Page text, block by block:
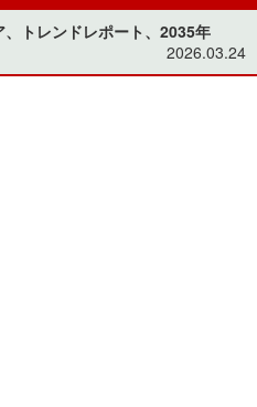
トレンドレポート、2035年
2026.03.24